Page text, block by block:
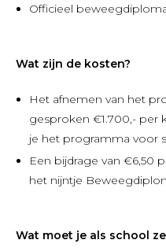
Officieel
Wat zijn de kosten?
Het afnemen van het
gesproken €1.700,- per
je het programma voor
Een bijdrage van €6,50
het nijntje
Wat moet je als school